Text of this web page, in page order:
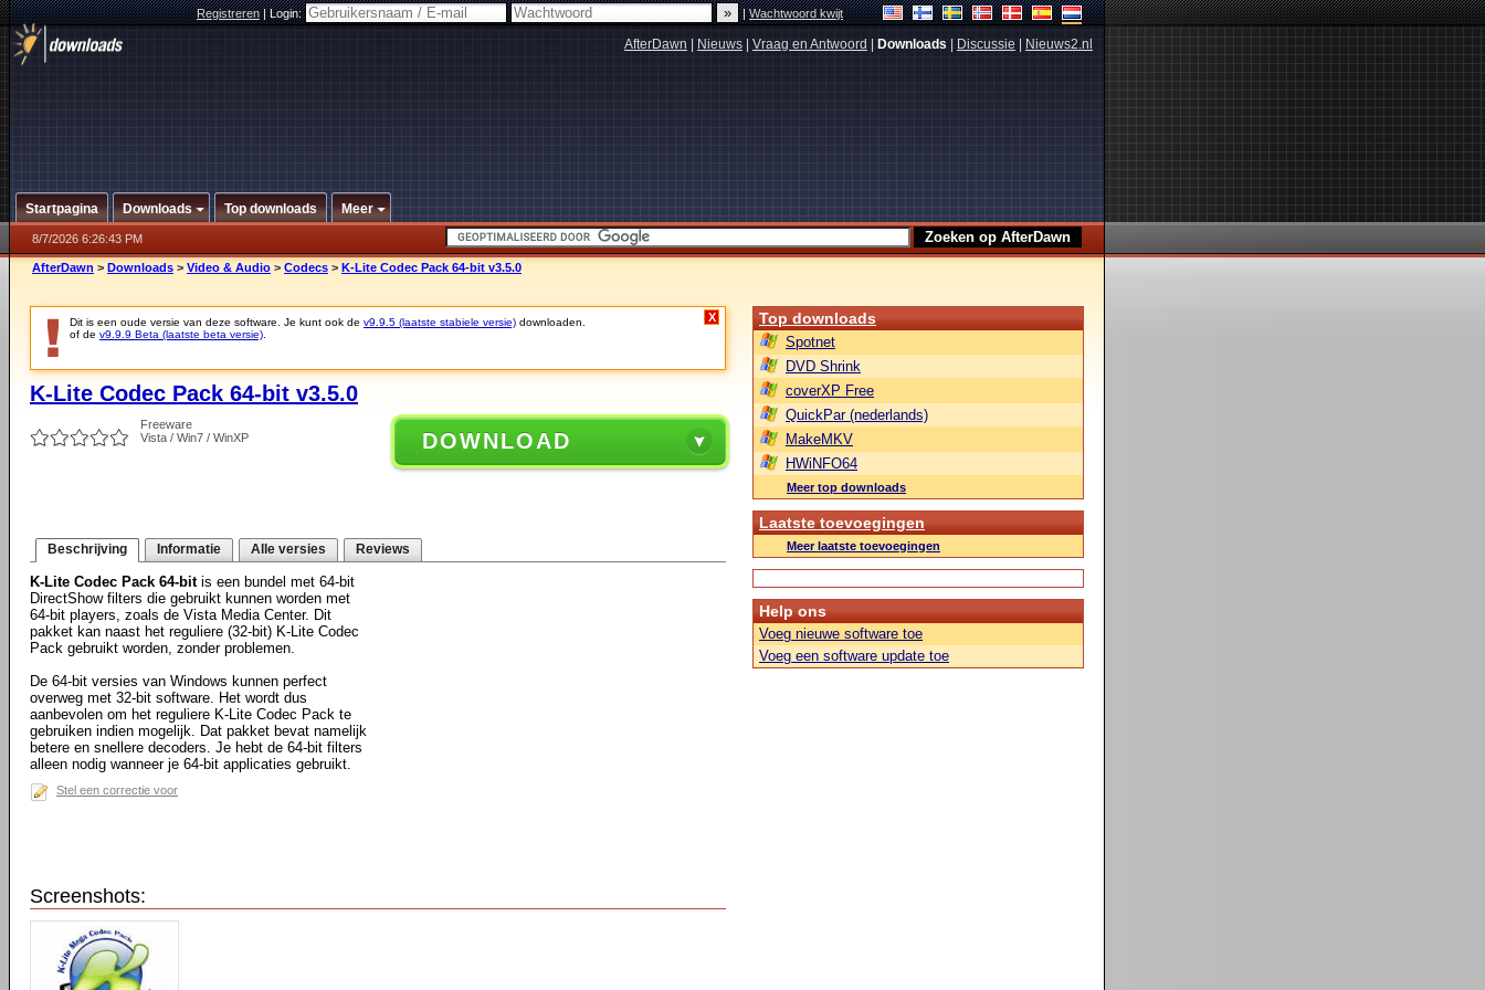
Registreren|Login: |Wachtwoord kwijt
AfterDawn Nieuws Vraag en Antwoord Downloads Discussie Nieuws2.nl
Startpagina Downloads Top downloads Meer
8/7/2026 6:26:43 PM
AfterDawn > Downloads > Video & Audio > Codecs > K-Lite Codec Pack 64-bit v3.5.0
Dit is een oude versie van deze software. Je kunt ook de v9.9.5 (laatste stabiele versie) downloaden.
of de v9.9.9 Beta (laatste beta versie)
X
K-Lite Codec Pack 64-bit v3.5.0
Freeware
Vista / Win7 / WinXP
DOWNLOAD
Beschrijving Informatie Alle versies Reviews
K-Lite Codec Pack 64-bitis een bundel met 64-bit
DirectShow filters die gebruikt kunnen worden met
64-bit players, zoals de Vista Media Center. Dit
pakket kan naast het reguliere (32-bit) K-Lite Codec
Pack gebruikt worden, zonder problemen.
De 64-bit versies van Windows kunnen perfect
overweg met 32-bit software. Het wordt dus
aanbevolen om het reguliere K-Lite Codec Pack te
gebruiken indien mogelijk. Dat pakket bevat namelijk
betere en snellere decoders. Je hebt de 64-bit filters
alleen nodig wanneer je 64-bit applicaties gebruikt.
Stel een correctie voor
Screenshots:
Top downloads
Spotnet
DVD Shrink
coverXP Free
QuickPar (nederlands)
MakeMKV
HWiNFO64
Meer top downloads
Laatste toevoegingen
Meer laatste toevoegingen
Help ons
Voeg nieuwe software toe
Voeg een software update toe